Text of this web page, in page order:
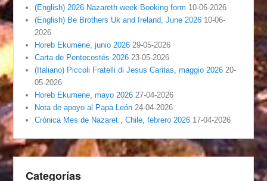
(English) 2026 Nazareth week Booking form 10-06-2026
(English) Be Brothers Uk and Ireland, June 2026 10-06-
2026
Horeb Ekumene, junio 2026 29-05-2026
Carta de Pentecostés 2026 23-05-2026
(Italiano) Piccoli Fratelli di Jesus Caritas, maggio 2026 20-
05-2026
Horeb Ekumene, mayo 2026 27-04-2026
Nota de apoyo al Papa León 24-04-2026
Crónica Mes de Nazaret , Chile, febrero 2026 17-04-2026
Categorías